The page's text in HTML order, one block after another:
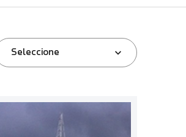
Seleccione